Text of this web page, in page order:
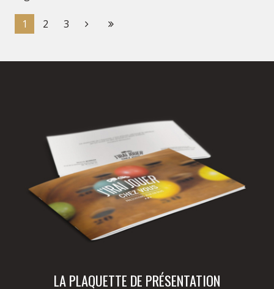
1 2 3
LA PLAQUETTE DE PRÉSENTATION